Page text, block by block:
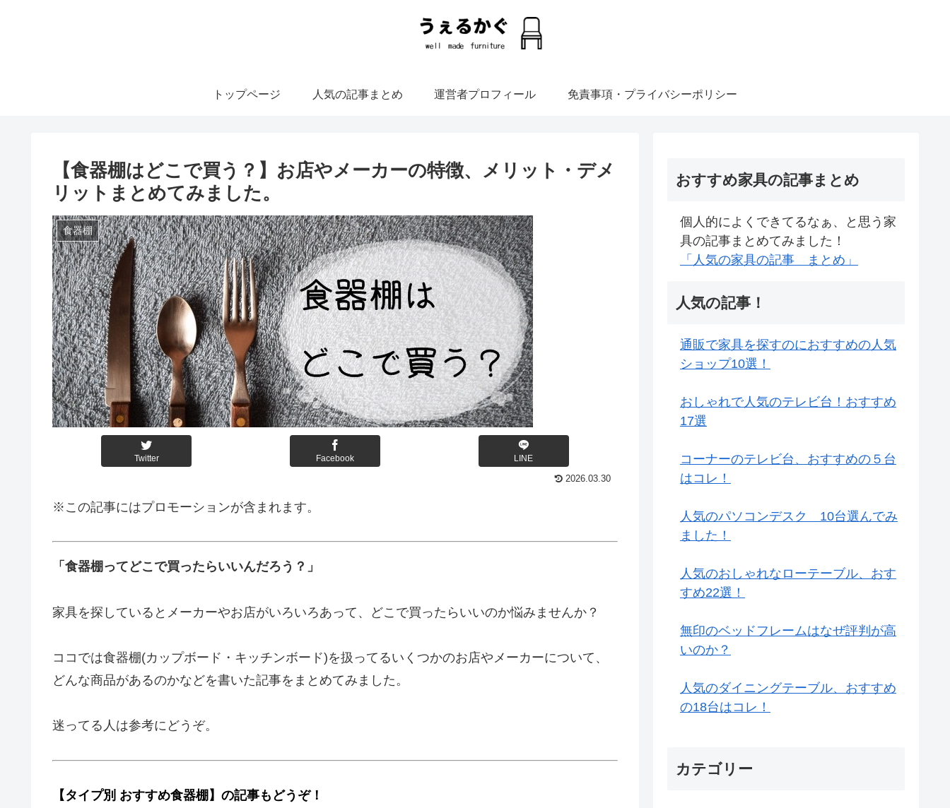
トップページ 人気の記事まとめ 運営者プロフィール 免責事項・プライバシーポリシー
【食器棚はどこで買う？】お店やメーカーの特徴、メリット・デメ
リットまとめてみました。
食器棚
Twitter Facebook LINE
2026.03.30
※この記事にはプロモーションが含まれます。
「食器棚ってどこで買ったらいいんだろう？」
家具を探しているとメーカーやお店がいろいろあって、どこで買ったらいいのか悩みませんか？
ココでは食器棚(カップボード・キッチンボード)を扱ってるいくつかのお店やメーカーについて、
どんな商品があるのかなどを書いた記事をまとめてみました。
迷ってる人は参考にどうぞ。
【タイプ別 おすすめ食器棚】の記事もどうぞ！
おすすめ家具の記事まとめ
個人的によくできてるなぁ、と思う家
具の記事まとめてみました！
「人気の家具の記事 まとめ」
人気の記事！
通販で家具を探すのにおすすめの人気
ショップ10選！
おしゃれで人気のテレビ台！おすすめ
17選
コーナーのテレビ台、おすすめの５台
はコレ！
人気のパソコンデスク 10台選んでみ
ました！
人気のおしゃれなローテーブル、おす
すめ22選！
無印のベッドフレームはなぜ評判が高
いのか？
人気のダイニングテーブル、おすすめ
の18台はコレ！
カテゴリー